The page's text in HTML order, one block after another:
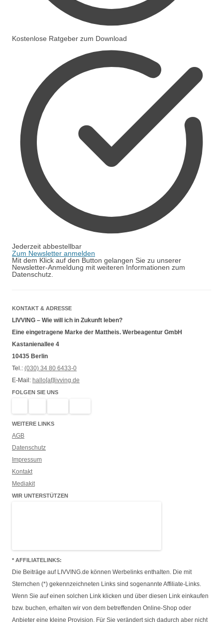
Kostenlose Ratgeber zum Download
Jederzeit abbestellbar
Zum Newsletter anmelden
Mit dem Klick auf den Button gelangen Sie zu unserer
Newsletter-Anmeldung mit weiteren Informationen zum
Datenschutz.
KONTAKT & ADRESSE
LIVVING – Wie will ich in Zukunft leben?
Eine eingetragene Marke der Mattheis. Werbeagentur GmbH
Kastanienallee 4
10435 Berlin
Tel.: (030) 34 80 6433-0
E-Mail: hallo[at]livving.de
FOLGEN SIE UNS
WEITERE LINKS
AGB
Datenschutz
Impressum
Kontakt
Mediakit
WIR UNTERSTÜTZEN
* AFFILIATELINKS:
Die Beiträge auf LIVVING.de können Werbelinks enthalten. Die mit
Sternchen (*) gekennzeichneten Links sind sogenannte Affiliate-Links.
Wenn Sie auf einen solchen Link klicken und über diesen Link einkaufen
bzw. buchen, erhalten wir von dem betreffenden Online-Shop oder
Anbieter eine kleine Provision. Für Sie verändert sich dadurch aber nicht